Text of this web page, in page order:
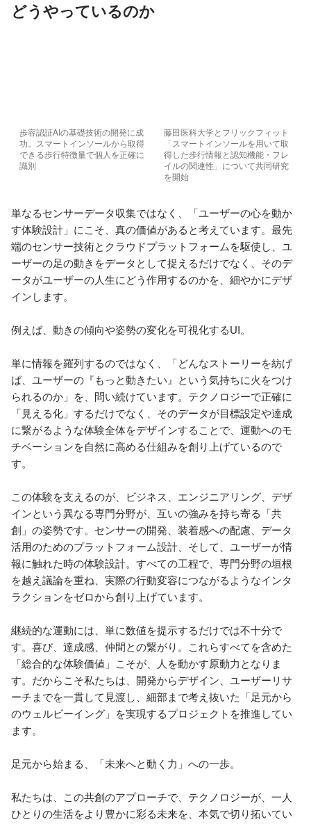
どうやっているのか
歩容認証AIの基礎技術の開発に成
功。スマートインソールから取得
できる歩行特徴量で個人を正確に
識別
藤田医科大学とフリックフィット
「スマートインソールを用いて取
得した歩行情報と認知機能・フレ
イルの関連性」について共同研究
を開始
単なるセンサーデータ収集ではなく、「ユーザーの心を動か
す体験設計」にこそ、真の価値があると考えています。最先
端のセンサー技術とクラウドプラットフォームを駆使し、ユ
ーザーの足の動きをデータとして捉えるだけでなく、そのデ
ータがユーザーの人生にどう作用するのかを、細やかにデザ
インします。
例えば、動きの傾向や姿勢の変化を可視化するUI。
単に情報を羅列するのではなく、「どんなストーリーを紡げ
ば、ユーザーの『もっと動きたい』という気持ちに火をつけ
られるのか」を、問い続けています。テクノロジーで正確に
「見える化」するだけでなく、そのデータが目標設定や達成
に繋がるような体験全体をデザインすることで、運動へのモ
チベーションを自然に高める仕組みを創り上げているので
す。
この体験を支えるのが、ビジネス、エンジニアリング、デザ
インという異なる専門分野が、互いの強みを持ち寄る「共
創」の姿勢です。センサーの開発、装着感への配慮、データ
活用のためのプラットフォーム設計、そして、ユーザーが情
報に触れた時の体験設計。すべての工程で、専門分野の垣根
を越え議論を重ね、実際の行動変容につながるようなインタ
ラクションをゼロから創り上げています。
継続的な運動には、単に数値を提示するだけでは不十分で
す。喜び、達成感、仲間との繋がり。これらすべてを含めた
「総合的な体験価値」こそが、人を動かす原動力となりま
す。だからこそ私たちは、開発からデザイン、ユーザーリサ
ーチまでを一貫して見渡し、細部まで考え抜いた「足元から
のウェルビーイング」を実現するプロジェクトを推進してい
ます。
足元から始まる、「未来へと動く力」への一歩。
私たちは、この共創のアプローチで、テクノロジーが、一人
ひとりの生活をより豊かに彩る未来を、本気で切り拓いてい